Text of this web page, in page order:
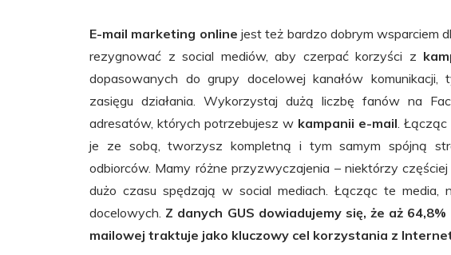
E-mail marketing online jest też bardzo dobrym wsparciem
rezygnować z social mediów, aby czerpać korzyści z
dopasowanych do grupy docelowej kanałów
zasięgu działania. Wykorzystaj dużą liczbę fanów na
adresatów, których potrzebujesz w kampanii e-mail .
je ze sobą, tworzysz kompletną i tym samym spójną
odbiorców. Mamy różne przyzwyczajenia – niektórzy
dużo czasu spędzają w social mediach. Łącząc te media,
docelowych. Z danych GUS dowiadujemy się, że aż
mailowej traktuje jako kluczowy cel korzystania z